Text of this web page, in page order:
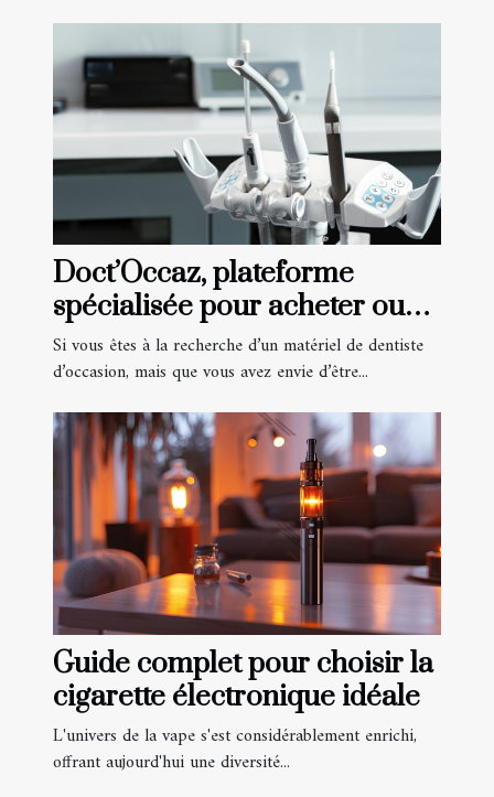
Doct’Occaz, plateforme
spécialisée pour acheter ou
vendre du matériel de
dentiste
Si vous êtes à la recherche d’un matériel de dentiste
d’occasion, mais que vous avez envie d’être...
Guide complet pour choisir la
cigarette électronique idéale
L'univers de la vape s'est considérablement enrichi,
offrant aujourd'hui une diversité...